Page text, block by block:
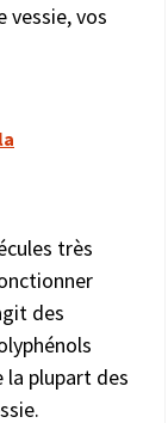
vessie, vos
très
des
plupart des